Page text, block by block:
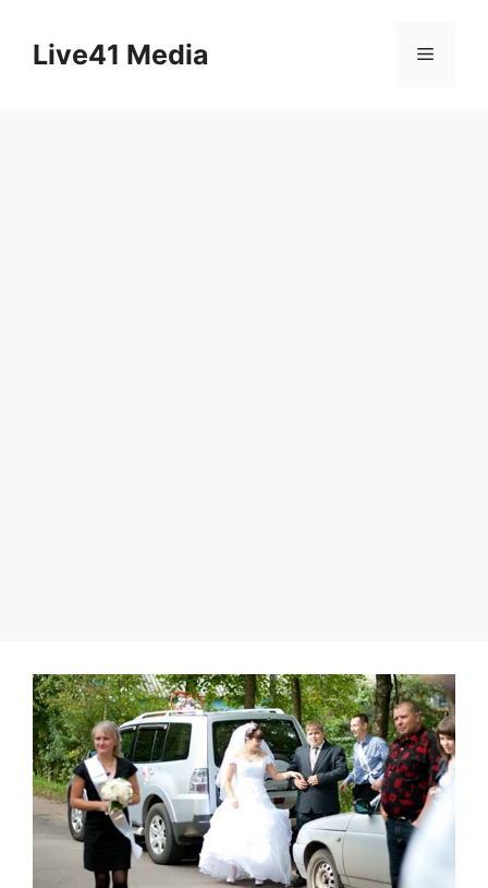
contentLive41 Media Menu